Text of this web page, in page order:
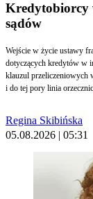
Kredytobiorcy
sądów
Wejście w życie ustawy
dotyczących kredytów w
klauzul przeliczeniowych
i do tej pory linia
Regina Skibińska
05.08.2026 | 05:31